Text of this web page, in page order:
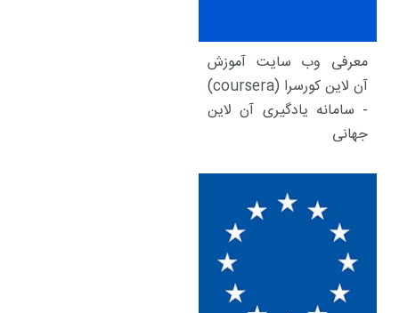
معرفی وب سایت آموزش
آن لاین کورسرا (coursera)
- سامانه یادگیری آن لاین
جهانی